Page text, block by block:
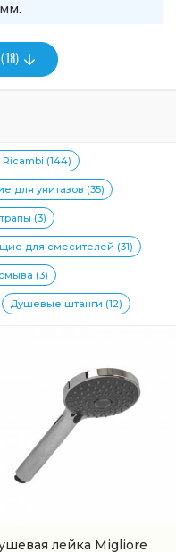
(144)
для унитазов (35)
(3)
для смесителей (31)
(3)
Душевые штанги (12)
лейка Migliore